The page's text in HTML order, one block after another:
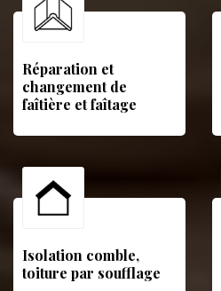
Réparation et
changement de
faîtière et faîtage
Isolation comble,
toiture par soufflage